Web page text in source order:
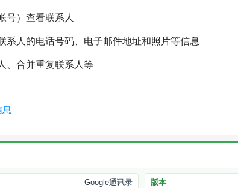
号）查看联系人
系人的电话号码、电子邮件地址和照片等信息
、合并重复联系人等
息
Google通讯录 版本